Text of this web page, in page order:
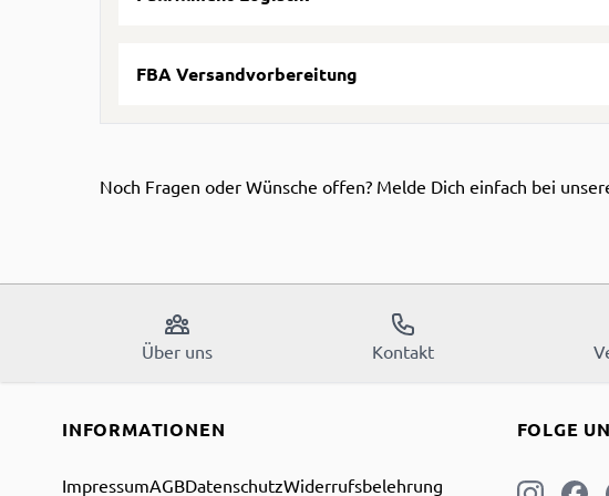
FBA Versandvorbereitung
Noch Fragen oder Wünsche offen? Melde Dich einfach bei
Über uns Kontakt
INFORMATIONEN
ImpressumAGBDatenschutzWiderrufsbelehrung
FOLGE